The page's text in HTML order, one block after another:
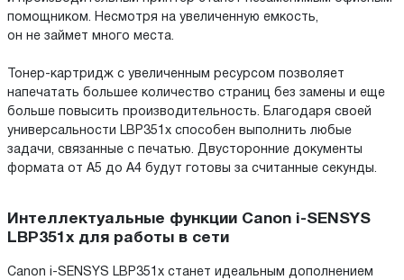
помощником. Несмотря на увеличенную емкость,
он не займет много места.
Тонер-картридж с увеличенным ресурсом позволяет
напечатать большее количество страниц без замены и еще
больше повысить производительность. Благодаря своей
универсальности LBP351x способен выполнить любые
задачи, связанные с печатью. Двусторонние документы
формата от A5 до A4 будут готовы за считанные секунды.
Интеллектуальные функции Canon i-SENSYS
LBP351x для работы в сети
Canon i-SENSYS LBP351x станет идеальным дополнением